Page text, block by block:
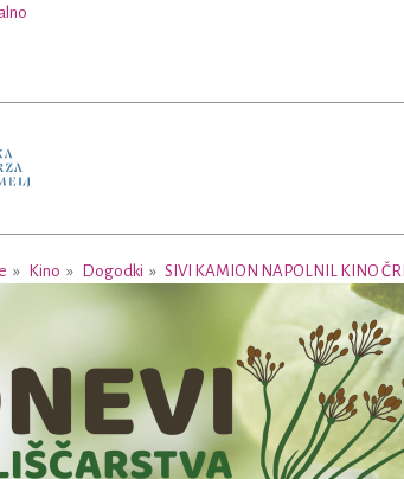
Kino Dogodki SIVI KAMION NAPOLNIL KINO